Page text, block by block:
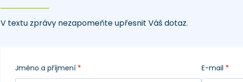
V textu zprávy nezapomeňte upřesnit Váš dotaz.
Jméno a příjmení * E-mail *